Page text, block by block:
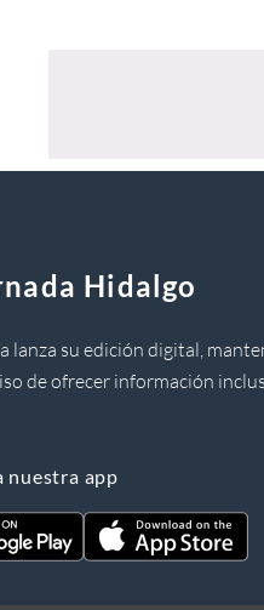
Hidalgo
lanza su edición digital,
de ofrecer información
nuestra app